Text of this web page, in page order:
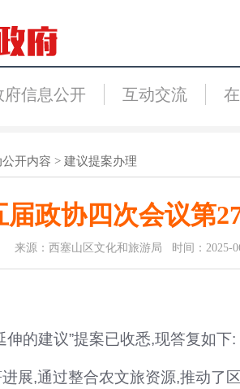
府信息公开 互动交流
开内容 > 建议提案办理
届政协四次会议第
来源：西塞山区文化和旅游局 时间：2025-
的建议”提案已收悉,现答复如下:
展,通过整合农文旅资源,推动了